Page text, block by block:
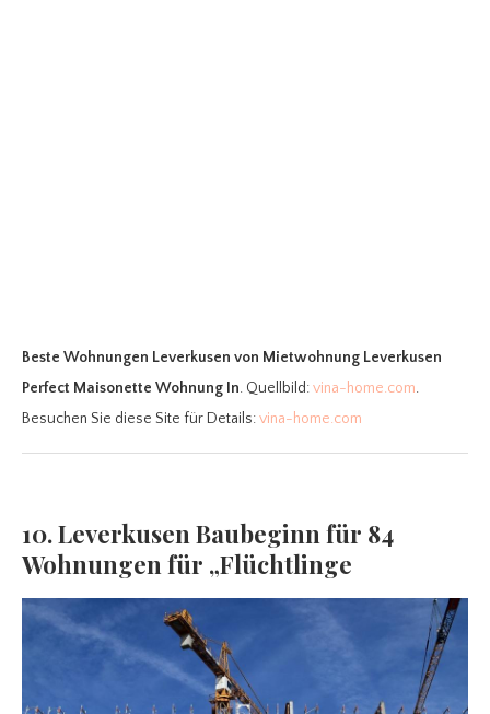
Beste Wohnungen Leverkusen von Mietwohnung Leverkusen
Perfect Maisonette Wohnung In. Quellbild:vina-home.com.
Besuchen Sie diese Site für Details:vina-home.com
10. Leverkusen Baubeginn für 84
Wohnungen für „Flüchtlinge